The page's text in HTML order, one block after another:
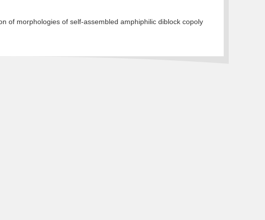
of morphologies of self-assembled amphiphilic diblock copoly